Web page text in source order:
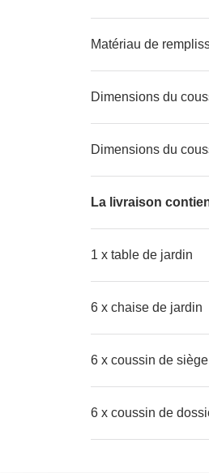
Matériau de
Dimensions du
Dimensions du
La livraison
1 x table de jardin
6 x chaise de jardin
6 x coussin de
6 x coussin de